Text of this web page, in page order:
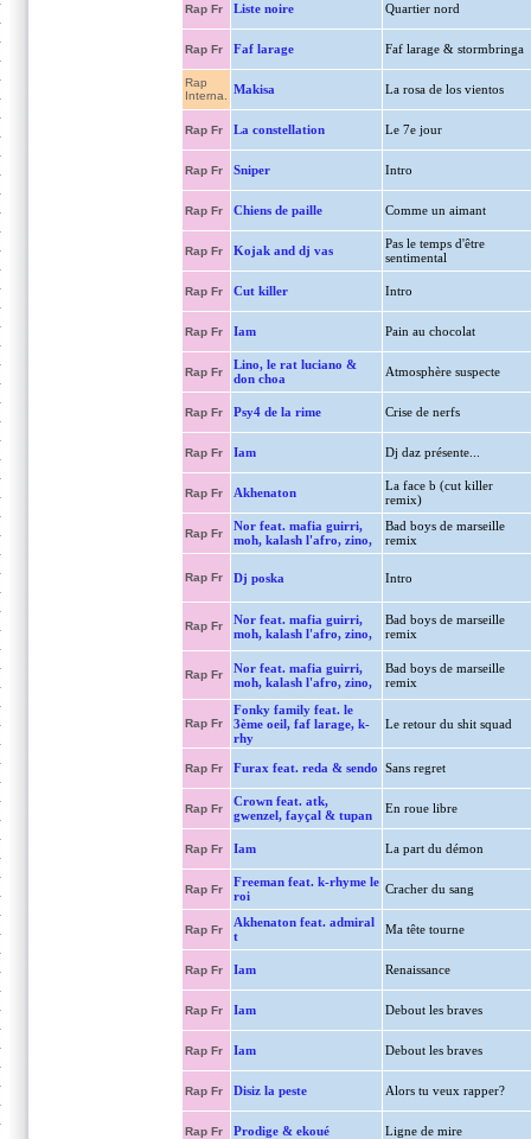
Rap Fr Liste noire Quartier nord
Rap Fr Faf larage Faf larage & stormbringa
Rap
Interna.
Makisa La rosa de los vientos
Rap Fr La constellation Le 7e jour
Rap Fr Sniper Intro
Rap Fr Chiens de paille Comme un aimant
Rap Fr Kojak and dj vas
Pas le temps d'être
sentimental
Rap Fr Cut killer Intro
Rap Fr Iam Pain au chocolat
Rap Fr
Lino, le rat luciano &
don choa
Atmosphère suspecte
Rap Fr Psy4 de la rime Crise de nerfs
Rap Fr Iam Dj daz présente...
Rap Fr Akhenaton
La face b (cut killer
remix)
Rap Fr
Nor feat. mafia guirri,
moh, kalash l'afro, zino,
Bad boys de marseille
remix
Rap Fr Dj poska Intro
Rap Fr
Nor feat. mafia guirri,
moh, kalash l'afro, zino,
Bad boys de marseille
remix
Rap Fr
Nor feat. mafia guirri,
moh, kalash l'afro, zino,
Bad boys de marseille
remix
Rap Fr
Fonky family feat. le
3ème oeil, faf larage, k-
rhy
Le retour du shit squad
Rap Fr Furax feat. reda & sendo Sans regret
Rap Fr
Crown feat. atk,
gwenzel, fayçal & tupan
En roue libre
Rap Fr Iam La part du démon
Rap Fr
Freeman feat. k-rhyme le
roi
Cracher du sang
Rap Fr
Akhenaton feat. admiral
t
Ma tête tourne
Rap Fr Iam Renaissance
Rap Fr Iam Debout les braves
Rap Fr Iam Debout les braves
Rap Fr Disiz la peste Alors tu veux rapper?
Rap Fr Prodige & ekoué Ligne de mire